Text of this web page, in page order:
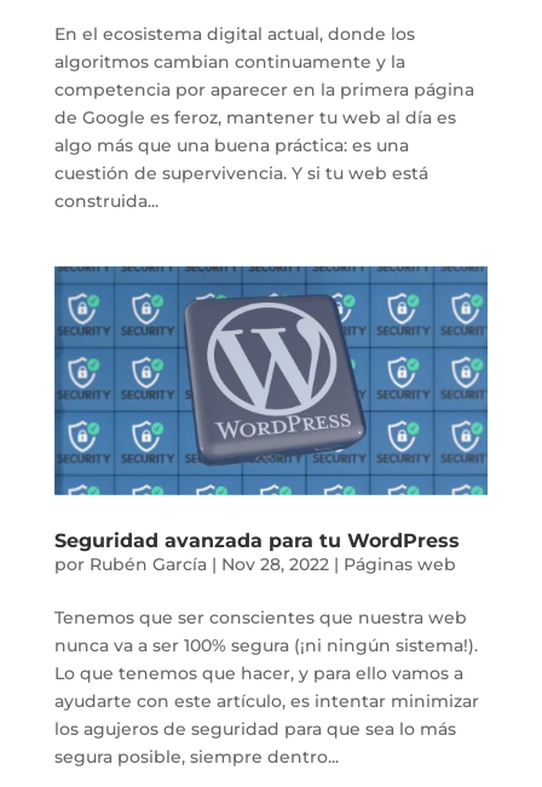
En el ecosistema digital actual, donde los
algoritmos cambian continuamente y la
competencia por aparecer en la primera página
de Google es feroz, mantener tu web al día es
algo más que una buena práctica: es una
cuestión de supervivencia. Y si tu web está
construida...
Seguridad avanzada para tu WordPress
por Rubén García| Nov 28, 2022| Páginas web
Tenemos que ser conscientes que nuestra web
nunca va a ser 100% segura (¡ni ningún sistema!).
Lo que tenemos que hacer, y para ello vamos a
ayudarte con este artículo, es intentar minimizar
los agujeros de seguridad para que sea lo más
segura posible, siempre dentro...